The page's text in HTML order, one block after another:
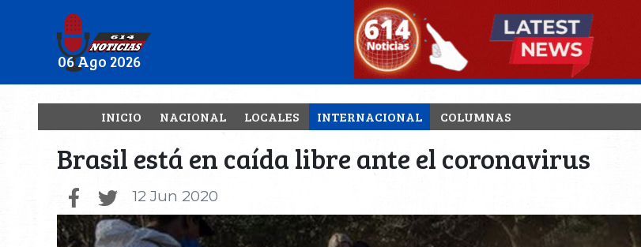
06 Ago 2026
INICIO NACIONAL LOCALES INTERNACIONAL COLUMNAS
Brasil está en caída libre ante el coronavirus
12 Jun 2020